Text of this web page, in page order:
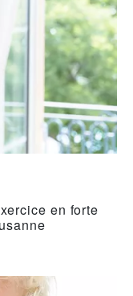
en forte